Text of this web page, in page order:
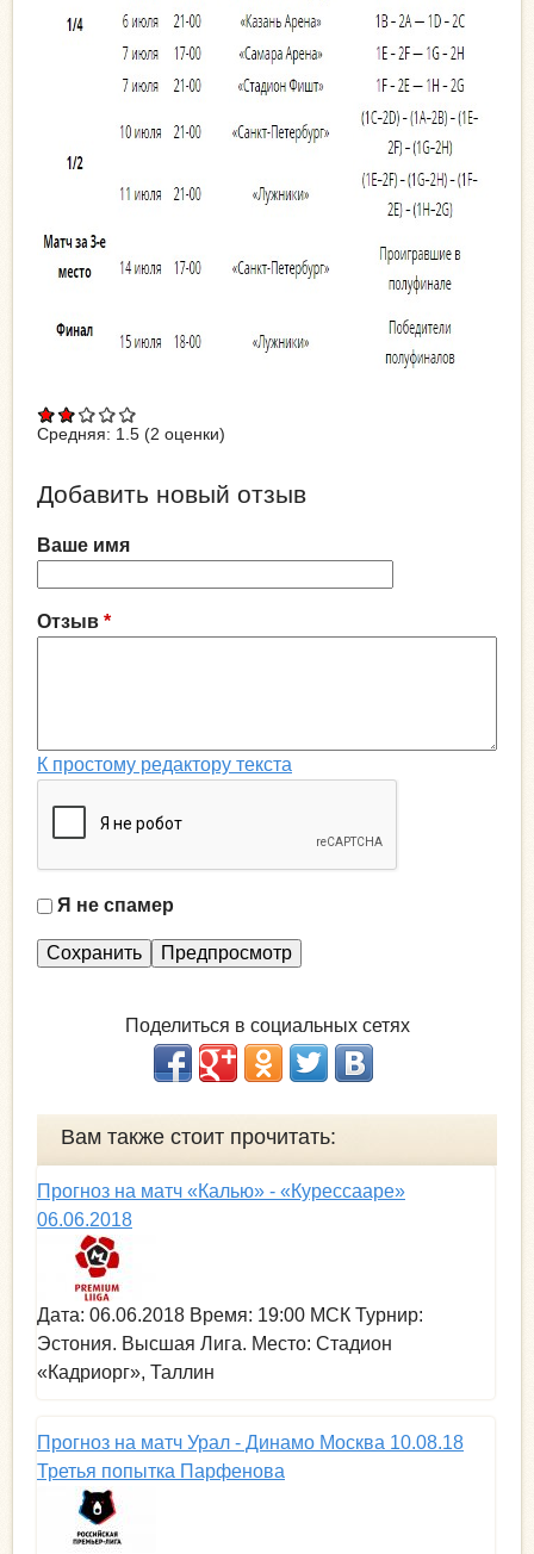
Средняя: 1.5 (2 оценки)
Добавить новый отзыв
Ваше имя
Отзыв *
К простому редактору текста
с
Я не спамер
Поделиться в социальных сетях
Вам также стоит прочитать:
Прогноз на матч «Калью» - «Курессааре»
06.06.2018
Дата: 06.06.2018 Время: 19:00 МСК Турнир:
Эстония. Высшая Лига. Место: Стадион
«Кадриорг», Таллин
Прогноз на матч Урал - Динамо Москва 10.08.18
Третья попытка Парфенова